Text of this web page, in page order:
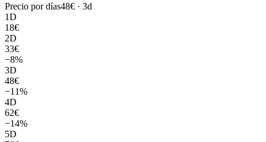
Precio por días48€ · 3d
1D
18€
2D
33€
−8%
3D
48€
−11%
4D
62€
−14%
5D